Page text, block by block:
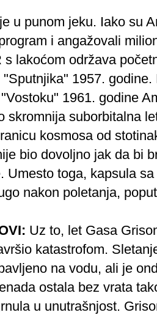
u punom jeku. Iako su
i angažovali
s lakoćom održava
"Sputnjika" 1957.
1961. godine
skromnija suborbitalna
kosmosa od
bio dovoljno jak da bi
Umesto toga, kapsula
nakon poletanja,
Uz to, let Gasa
katastrofom.
na vodu, ali je
ostala bez vrata
u unutrašnjost.